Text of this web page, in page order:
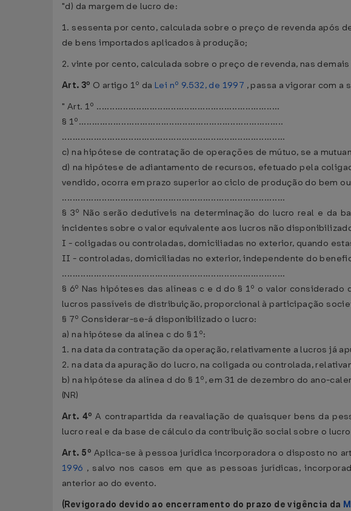
"d) da margem de lucro de:
1. sessenta por cento, calculada sobre o preço de revenda após
de bens importados aplicados à produção;
2. vinte por cento, calculada sobre o preço de revenda, nas demais
Art. 3º O artigo 1º da Lei nº 9.532, de 1997 , passa a vigorar com a
" Art. 1º .....................................................................
§ 1º.............................................................................
....................................................................................
c) na hipótese de contratação de operações de mútuo, se a
d) na hipótese de adiantamento de recursos, efetuado pela
vendido, ocorra em prazo superior ao ciclo de produção do bem
....................................................................................
§ 3º Não serão dedutíveis na determinação do lucro real e da
incidentes sobre o valor equivalente aos lucros não
I - coligadas ou controladas, domiciliadas no exterior, quando
II - controladas, domiciliadas no exterior, independente do
....................................................................................
§ 6º Nas hipóteses das alíneas c e d do § 1º o valor
lucros passíveis de distribuição, proporcional à participação
§ 7º Considerar-se-á disponibilizado o lucro:
a) na hipótese da alínea c do § 1º:
1. na data da contratação da operação, relativamente a lucros já
2. na data da apuração do lucro, na coligada ou controlada,
b) na hipótese da alínea d do § 1º, em 31 de dezembro do ano-
(NR)
Art. 4ºA contrapartida da reavaliação de quaisquer bens da
lucro real e da base de cálculo da contribuição social sobre o
Art. 5º Aplica-se à pessoa jurídica incorporadora o disposto no
1996 , salvo nos casos em que as pessoas jurídicas,
anterior ao do evento.
(Revigorado devido ao encerramento do prazo de vigência da